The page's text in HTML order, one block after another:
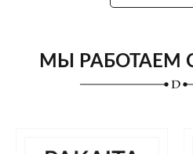
МЫ РАБОТАЕМ